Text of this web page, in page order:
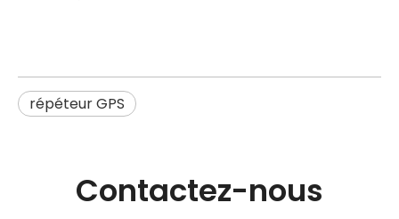
répéteur GPS
Contactez-nous